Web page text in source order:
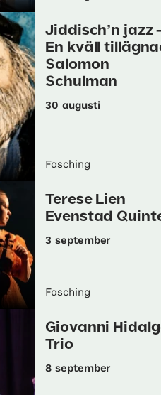
Jiddisch’n jazz
En kväll
Salomon
Schulman
30 augusti
Fasching
Terese Lien
Evenstad
3 september
Fasching
Giovanni
Trio
8 september